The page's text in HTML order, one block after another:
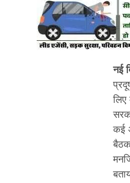
नई
लिए
कई
बैठक